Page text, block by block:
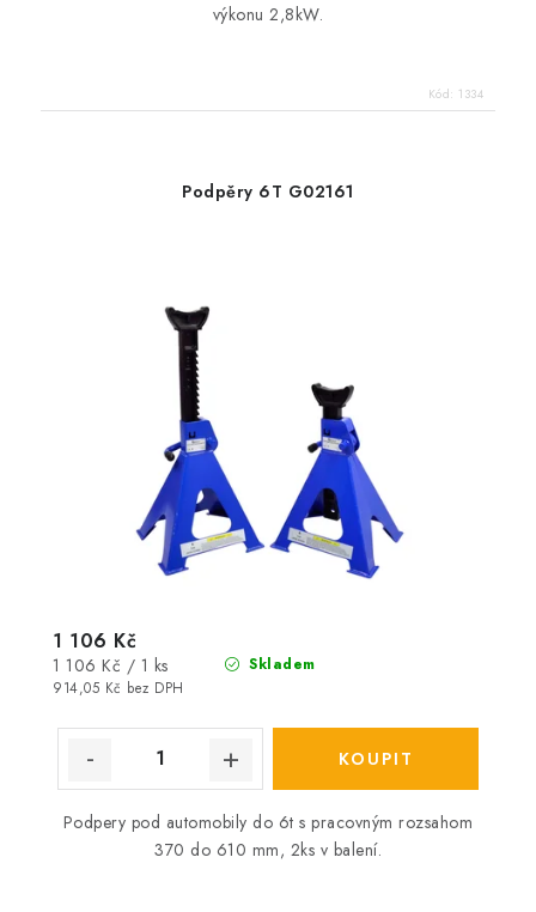
výkonu 2,8kW.
Kód: 1334
Podpěry 6T G02161
Skladem
914,05 Kč bez DPH
1 106 Kč
Měrná
cena:
1 106 Kč / 1 ks
Podpery pod automobily do 6t s pracovným rozsahom
370 do 610 mm, 2ks v balení.